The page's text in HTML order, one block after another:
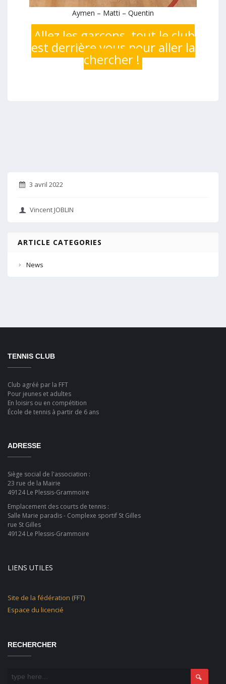
Aymen – Matti – Quentin
Allez les garçons, tout le club
est derrière vous pour aller la
chercher !
3 avril 2022
Vincent JOBLIN
ARTICLE CATEGORIES
News
TENNIS CLUB
Club agréé par la FFT
Pour jeunes et adultes
En loisirs ou en compétition
École de tennis à partir de 6 ans
ADRESSE
Siège social de l'association :
23 rue de la Mairie
49124 Le Plessis-Grammoire
Emplacement des courts de tennis :
Salle Marie paradis - Complexe sportif St Gilles
rue St Gilles
49124 Le Plessis-Grammoire
LIENS UTILES
Site de la fédération (FFT)
Espace du licencié
RECHERCHER